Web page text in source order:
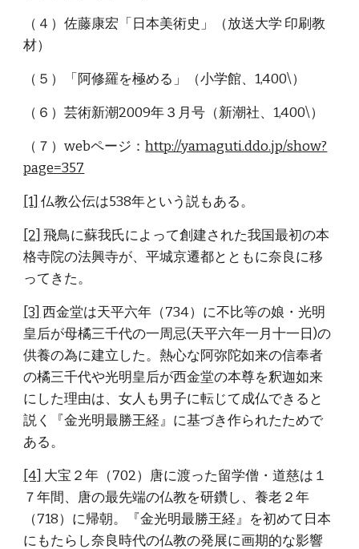
（４）佐藤康宏「日本美術史」（放送大学 印刷教
材）
（５）「阿修羅を極める」（小学館、1,400\）
（６）芸術新潮2009年３月号（新潮社、1,400\）
（７）webページ：http://yamaguti.ddo.jp/show?
page=357
[1] 仏教公伝は538年という説もある。
[2] 飛鳥に蘇我氏によって創建された我国最初の本
格寺院の法興寺が、平城京遷都とともに奈良に移
ってきた。
[3] 西金堂は天平六年（734）に不比等の娘・光明
皇后が母橘三千代の一周忌(天平六年一月十一日)の
供養の為に建立した。熱心な阿弥陀如来の信奉者
の橘三千代や光明皇后が西金堂の本尊を釈迦如来
にした理由は、女人も男子に転じて成仏できると
説く『金光明最勝王経』に基づき作られたためで
ある。
[4] 大宝２年（702）唐に渡った留学僧・道慈は１
７年間、唐の最先端の仏教を研鑽し、養老２年
（718）に帰朝。『金光明最勝王経』を初めて日本
にもたらし奈良時代の仏教の発展に画期的な影響